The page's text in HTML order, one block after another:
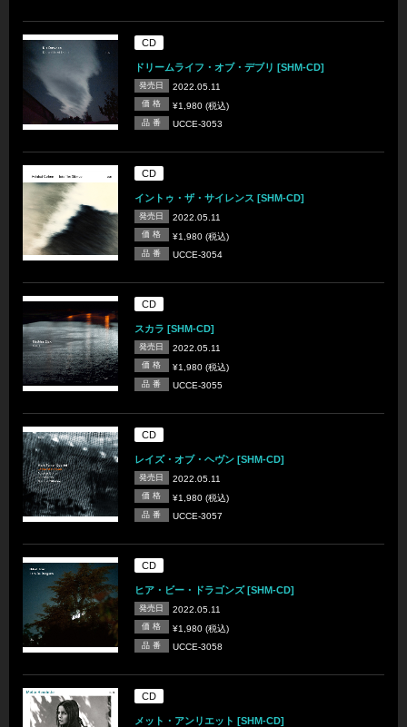
CD
ドリームライフ・オブ・デブリ [SHM-CD]
発売日 2022.05.11
価 格 ¥1,980 (税込)
品 番 UCCE-3053
CD
イントゥ・ザ・サイレンス [SHM-CD]
発売日 2022.05.11
価 格 ¥1,980 (税込)
品 番 UCCE-3054
CD
スカラ [SHM-CD]
発売日 2022.05.11
価 格 ¥1,980 (税込)
品 番 UCCE-3055
CD
レイズ・オブ・ヘヴン [SHM-CD]
発売日 2022.05.11
価 格 ¥1,980 (税込)
品 番 UCCE-3057
CD
ヒア・ビー・ドラゴンズ [SHM-CD]
発売日 2022.05.11
価 格 ¥1,980 (税込)
品 番 UCCE-3058
CD
メット・アンリエット [SHM-CD]